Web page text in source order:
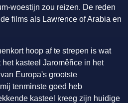
woestijn zou reizen. De reden
films als Lawrence of Arabia en
hoop af te strepen is wat
kasteel Jaroměřice in het
Europa's grootste
tenminste goed heb
kasteel kreeg zijn huidige